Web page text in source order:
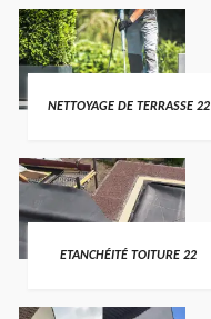
NETTOYAGE DE TERRASSE 22
ETANCHÉITÉ TOITURE 22